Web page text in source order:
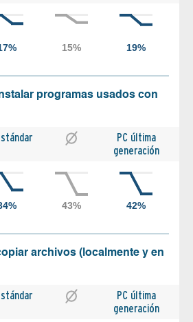
programas usados con
PC última
generación
archivos (localmente y en
PC última
generación